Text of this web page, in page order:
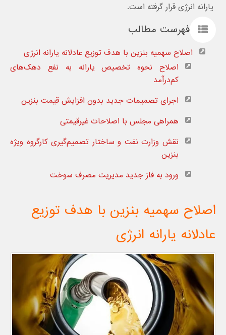
یارانه انرژی قرار گرفته است.
فهرست مطالب
اصلاح سهمیه بنزین با هدف توزیع عادلانه‌ یارانه انرژی
اصلاح نحوه تخصیص یارانه به نفع دهک‌های
کم‌درآمد
اجرای تصمیمات جدید بدون افزایش قیمت بنزین
همراهی مجلس با اصلاحات غیرقیمتی
نقش وزارت نفت و ساختار تصمیم‌گیری کارگروه ویژه
بنزین
ورود به فاز جدید مدیریت مصرف سوخت
اصلاح سهمیه بنزین با هدف توزیع
عادلانه‌ یارانه انرژی